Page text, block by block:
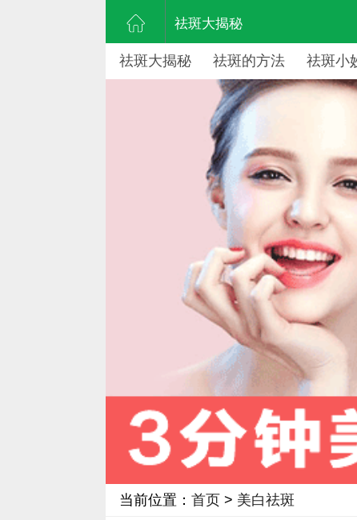
祛斑大揭秘
祛斑大揭秘 祛斑的方法 祛斑小
当前位置： 首页 > 美白祛斑